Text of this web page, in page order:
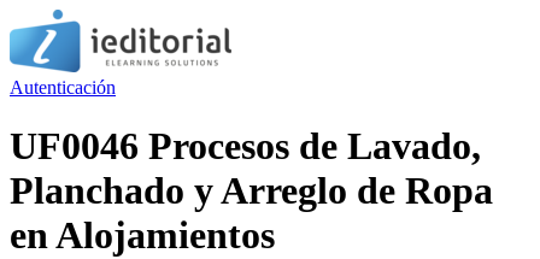
Autenticación
UF0046 Procesos de Lavado,
Planchado y Arreglo de Ropa
en Alojamientos